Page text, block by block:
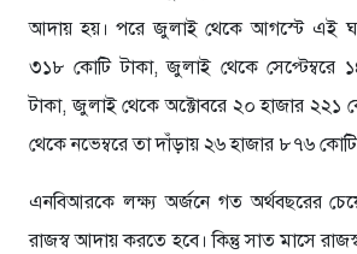
আদায় হয়। পরে জুলাই থেকে আগস্টে এই
৩১৮ কোটি টাকা, জুলাই থেকে সেপ্টেম্বরে
টাকা, জুলাই থেকে অক্টোবরে ২০ হাজার ২২১
থেকে নভেম্বরে তা দাঁড়ায় ২৬ হাজার ৮৭৬ কোটি
এনবিআরকে লক্ষ্য অর্জনে গত অর্থবছরের
রাজস্ব আদায় করতে হবে। কিন্তু সাত মাসে